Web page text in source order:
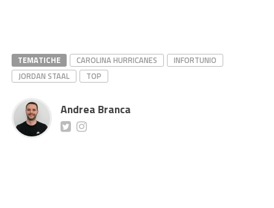
TEMATICHE CAROLINA HURRICANES
INFORTUNIO
JORDAN STAAL
TOP
Andrea Branca